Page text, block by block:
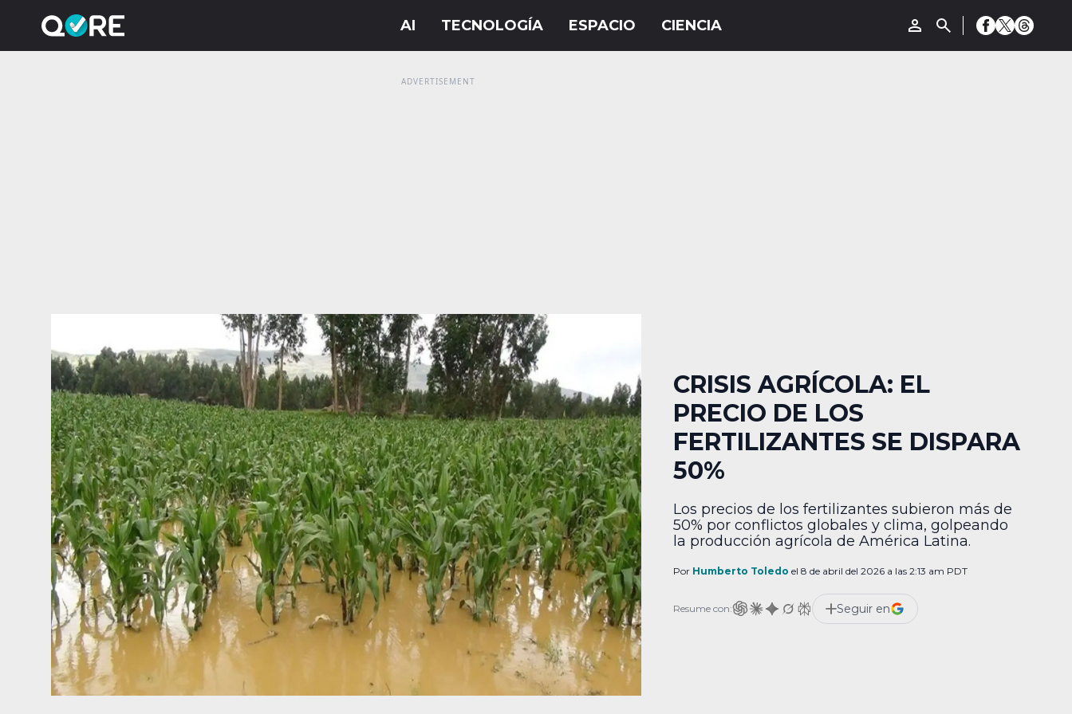
CRISIS AGRÍCOLA: EL
PRECIO DE LOS
FERTILIZANTES SE DISPARA
50%
Los precios de los fertilizantes subieron más de
50% por conflictos globales y clima, golpeando
la producción agrícola de América Latina.
Por Humberto Toledo el 8 de abril del 2026 a las 2:13 am PDT
Resume con: Seguir en